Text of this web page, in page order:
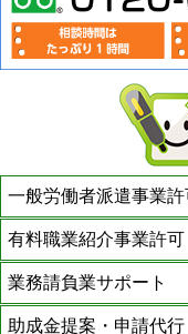
一般労働者派遣事業許
有料職業紹介事業許可
業務請負業サポート
助成金提案・申請代行